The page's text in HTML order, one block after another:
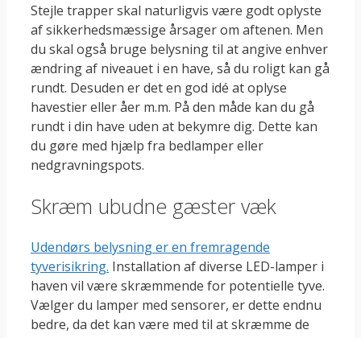
Stejle trapper skal naturligvis være godt oplyste
af sikkerhedsmæssige årsager om aftenen. Men
du skal også bruge belysning til at angive enhver
ændring af niveauet i en have, så du roligt kan gå
rundt. Desuden er det en god idé at oplyse
havestier eller åer m.m. På den måde kan du gå
rundt i din have uden at bekymre dig. Dette kan
du gøre med hjælp fra bedlamper eller
nedgravningspots.
Skræm ubudne gæster væk
Udendørs belysning er en fremragende
tyverisikring. Installation af diverse LED-lamper i
haven vil være skræmmende for potentielle tyve.
Vælger du lamper med sensorer, er dette endnu
bedre, da det kan være med til at skræmme de